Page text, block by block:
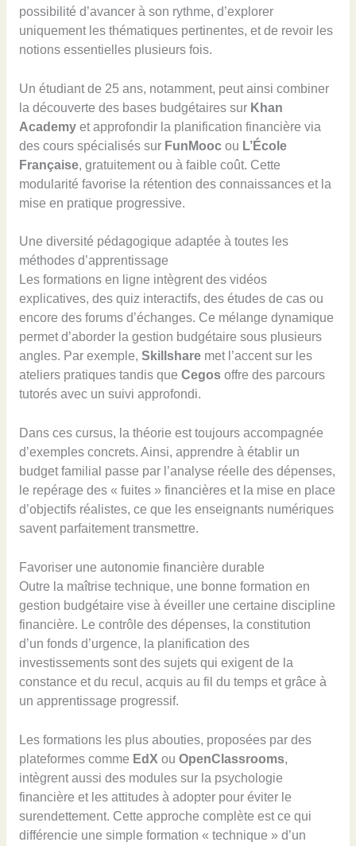
possibilité d’avancer à son rythme, d’explorer
uniquement les thématiques pertinentes, et de revoir les
notions essentielles plusieurs fois.
Un étudiant de 25 ans, notamment, peut ainsi combiner
la découverte des bases budgétaires sur Khan
Academyet approfondir la planification financière via
des cours spécialisés sur FunMoocou L’École
Française, gratuitement ou à faible coût. Cette
modularité favorise la rétention des connaissances et la
mise en pratique progressive.
Une diversité pédagogique adaptée à toutes les
méthodes d’apprentissage
Les formations en ligne intègrent des vidéos
explicatives, des quiz interactifs, des études de cas ou
encore des forums d’échanges. Ce mélange dynamique
permet d’aborder la gestion budgétaire sous plusieurs
angles. Par exemple, Skillsharemet l’accent sur les
ateliers pratiques tandis que Cegosoffre des parcours
tutorés avec un suivi approfondi.
Dans ces cursus, la théorie est toujours accompagnée
d’exemples concrets. Ainsi, apprendre à établir un
budget familial passe par l’analyse réelle des dépenses,
le repérage des « fuites » financières et la mise en place
d’objectifs réalistes, ce que les enseignants numériques
savent parfaitement transmettre.
Favoriser une autonomie financière durable
Outre la maîtrise technique, une bonne formation en
gestion budgétaire vise à éveiller une certaine discipline
financière. Le contrôle des dépenses, la constitution
d’un fonds d’urgence, la planification des
investissements sont des sujets qui exigent de la
constance et du recul, acquis au fil du temps et grâce à
un apprentissage progressif.
Les formations les plus abouties, proposées par des
plateformes comme EdX ou OpenClassrooms,
intègrent aussi des modules sur la psychologie
financière et les attitudes à adopter pour éviter le
surendettement. Cette approche complète est ce qui
différencie une simple formation « technique » d’un